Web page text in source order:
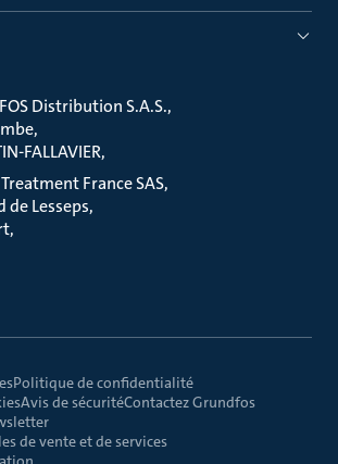
Distribution S.A.S.
FALLAVIER
France SAS
de Lesseps
Politique de confidentialité
Avis de sécuritéContactez Grundfos
de vente et de services